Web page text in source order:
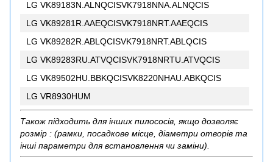
LG VK89183N.ALNQCISVK7918NNA.ALNQCIS
LG VK89281R.AAEQCISVK7918NRT.AAEQCIS
LG VK89282R.ABLQCISVK7918NRT.ABLQCIS
LG VK89283RU.ATVQCISVK7918NRTU.ATVQCIS
LG VK89502HU.BBKQCISVK8220NHAU.ABKQCIS
LG VR8930HUM
Також підходить для інших пилососів, якщо дозволяє
розмір : (рамки, посадкове місце, діаметри отворів та
інші параметри для встановлення чи заміни).